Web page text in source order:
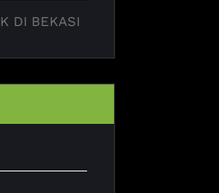
DI BEKASI